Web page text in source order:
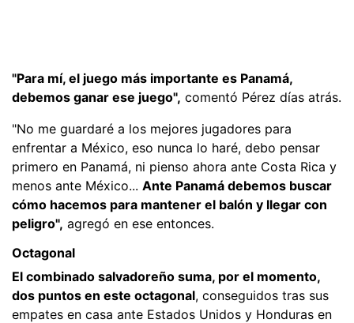
"Para mí, el juego más importante es Panamá,
debemos ganar ese juego", comentó Pérez días atrás.
"No me guardaré a los mejores jugadores para
enfrentar a México, eso nunca lo haré, debo pensar
primero en Panamá, ni pienso ahora ante Costa Rica y
menos ante México... Ante Panamá debemos buscar
cómo hacemos para mantener el balón y llegar con
peligro", agregó en ese entonces.
Octagonal
El combinado salvadoreño suma, por el momento,
dos puntos en este octagonal, conseguidos tras sus
empates en casa ante Estados Unidos y Honduras en